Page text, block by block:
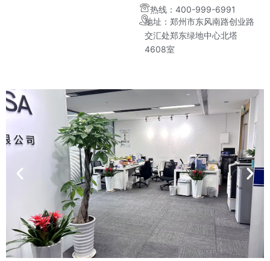
热线：400-999-6991
地址：郑州市东风南路创业路
交汇处郑东绿地中心北塔
4608室